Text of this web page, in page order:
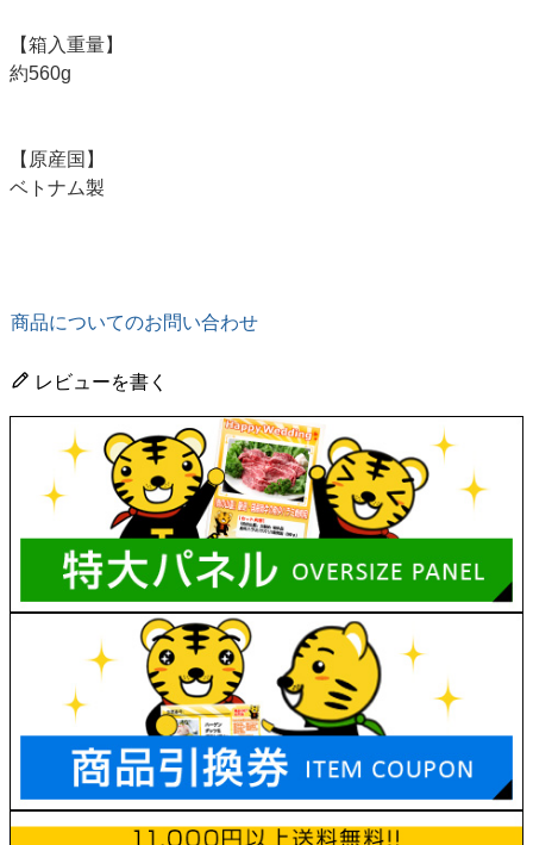
【箱入重量】
約560g
【原産国】
ベトナム製
商品についてのお問い合わせ
レビューを書く